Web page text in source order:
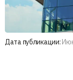
Дата публикации: